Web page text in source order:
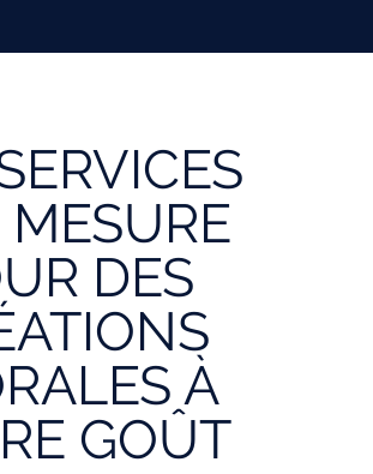
DES
À
GOÛT